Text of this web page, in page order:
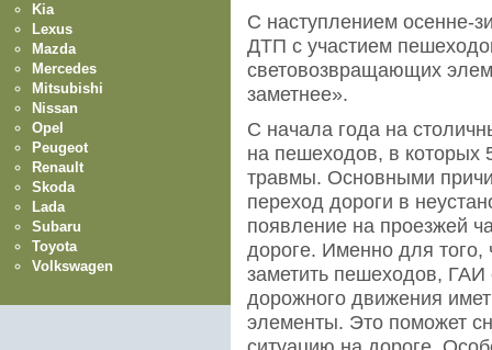
С наступлением осенне-
ДТП с участием
световозвращающих
заметнее».
С начала года на
на пешеходов, в которых
травмы. Основными
переход дороги в
появление на проезжей
дороге. Именно для
заметить пешеходов, ГАИ
дорожного движения
элементы. Это поможет
Kia
Lexus
Mazda
Mercedes
Mitsubishi
Nissan
Opel
Peugeot
Renault
Skoda
Lada
Subaru
Toyota
Volkswagen